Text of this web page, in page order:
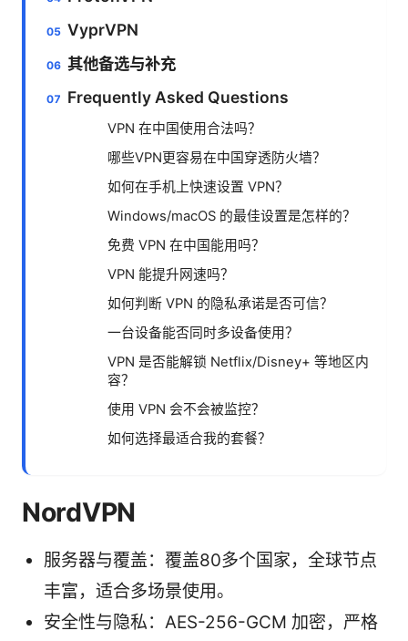
VyprVPN
其他备选与补充
Frequently Asked Questions
VPN 在中国使用合法吗？
哪些VPN更容易在中国穿透防火墙？
如何在手机上快速设置 VPN？
Windows/macOS 的最佳设置是怎样的？
免费 VPN 在中国能用吗？
VPN 能提升网速吗？
如何判断 VPN 的隐私承诺是否可信？
一台设备能否同时多设备使用？
VPN 是否能解锁 Netflix/Disney+ 等地区内
容？
使用 VPN 会不会被监控？
如何选择最适合我的套餐？
NordVPN
服务器与覆盖：覆盖80多个国家，全球节点
丰富，适合多场景使用。
安全性与隐私：AES-256-GCM 加密，严格